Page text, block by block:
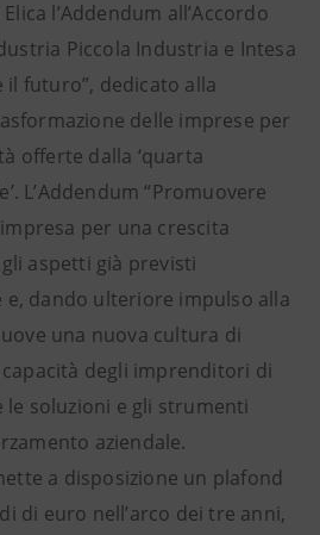
l’Addendum all’Accordo
Piccola Industria e Intesa
il futuro”, dedicato alla
delle imprese per
offerte dalla ‘quarta
L’Addendum “Promuovere
per una crescita
aspetti già previsti
e, dando ulteriore impulso alla
una nuova cultura di
degli imprenditori di
soluzioni e gli strumenti
aziendale.
a disposizione un plafond
di euro nell’arco dei tre anni,